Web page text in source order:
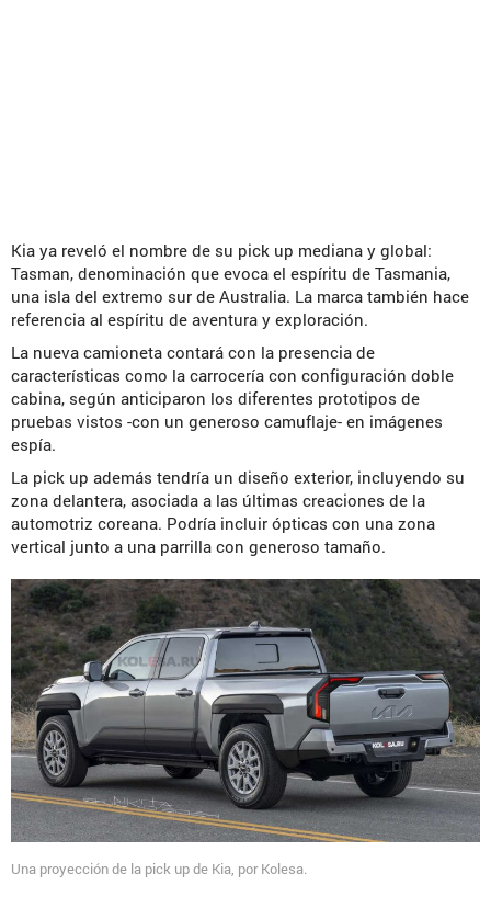
Kia ya reveló el nombre de su pick up mediana y global:
Tasman, denominación que evoca el espíritu de Tasmania,
una isla del extremo sur de Australia. La marca también hace
referencia al espíritu de aventura y exploración.
La nueva camioneta contará con la presencia de
características como la carrocería con configuración doble
cabina, según anticiparon los diferentes prototipos de
pruebas vistos -con un generoso camuflaje- en imágenes
espía.
La pick up además tendría un diseño exterior, incluyendo su
zona delantera, asociada a las últimas creaciones de la
automotriz coreana. Podría incluir ópticas con una zona
vertical junto a una parrilla con generoso tamaño.
Una proyección de la pick up de Kia, por Kolesa.